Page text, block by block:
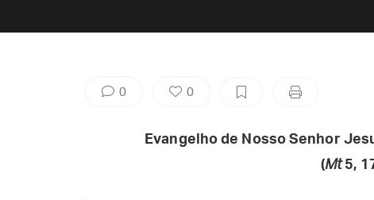
0 0
Evangelho de Nosso Senhor
(Mt5,